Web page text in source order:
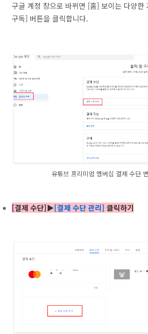
구글 계정 창으로 바뀌면 [홈] 보이는 다양한
구독] 버튼을 클릭합니다.
유튜브 프리미엄 멤버십 결제 수단
[결제 수단]▶[결제 수단 관리] 클릭하기